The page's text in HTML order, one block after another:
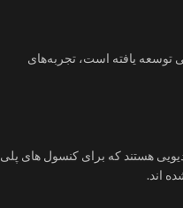
یافته است، تجربه‌های
بازی ویدیویی هستند که برای کنسول های پلی